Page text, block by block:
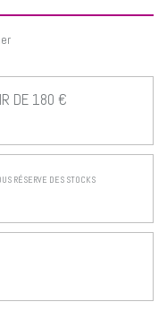
DE 180 €
RÉSERVE DES STOCKS